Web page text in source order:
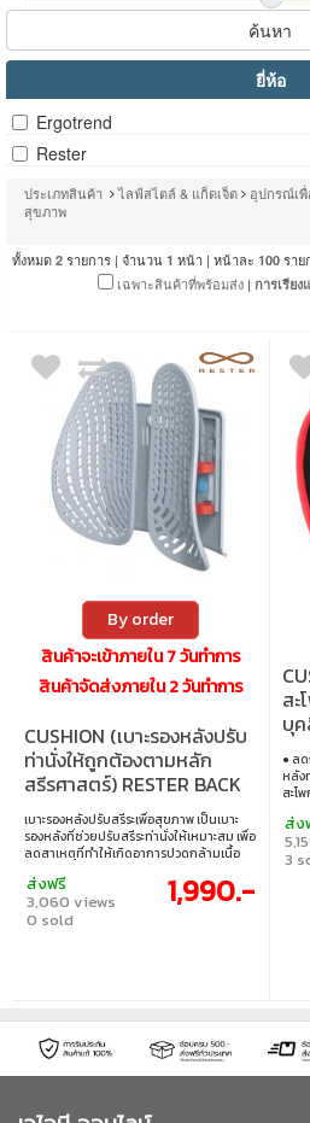
ค้นหา
ยี่ห้อ
Ergotrend
Rester
ประเภทสินค้า ไลฟ์สไตล์ & แก็ดเจ็ต อุปกรณ์เ
สุขภาพ
ทั้งหมด 2 รายการ | จำนวน 1 หน้า | หน้าละ 100 ราย
เฉพาะสินค้าที่พร้อมส่ง | การเรีย
By order
สินค้าจะเข้าภายใน 7 วันทำการ
สินค้าจัดส่งภายใน 2 วันทำการ
CUSHION (เบาะรองหลังปรับ
ท่านั่งให้ถูกต้องตามหลัก
สรีรศาสตร์) RESTER BACK
SUPPORT
เบาะรองหลังปรับสรีระเพื่อสุขภาพ เป็นเบาะ
รองหลังที่ช่วยปรับสรีระท่านั่งให้เหมาะสม เพื่อ
ลดสาเหตุที่ทำให้เกิดอาการปวดกล้ามเนื้อ
จากการนั่งท่าที่ไม่ถูกต้อง
ส่งฟรี
3,060 views
0 sold
1,990.-
สะ
บุค
● ล
หลัง
สะโ
ส่ง
3